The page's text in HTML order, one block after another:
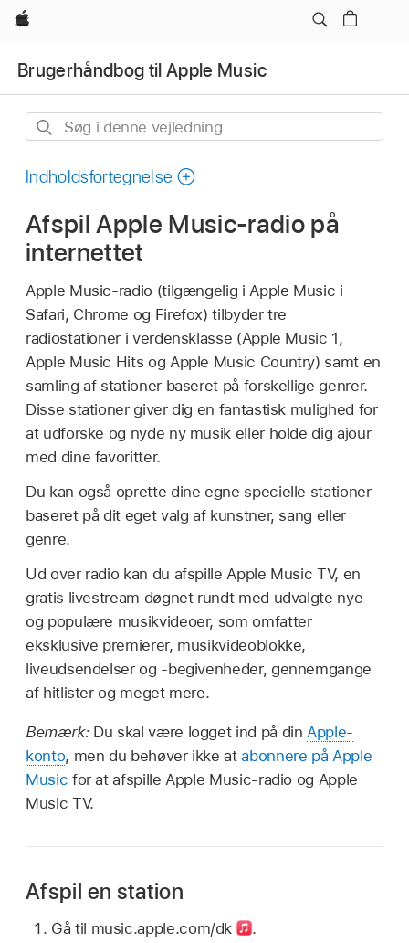
Apple
Brugerhåndbog til Apple Music
Søg
denne
Indholdsfortegnelse
Afspil Apple Music-radio på
internettet
Apple Music-radio (tilgængelig i Apple Music i
Safari, Chrome og Firefox) tilbyder tre
radiostationer i verdensklasse (Apple Music 1,
Apple Music Hits og Apple Music Country) samt en
samling af stationer baseret på forskellige genrer.
Disse stationer giver dig en fantastisk mulighed for
at udforske og nyde ny musik eller holde dig ajour
med dine favoritter.
Du kan også oprette dine egne specielle stationer
baseret på dit eget valg af kunstner, sang eller
genre.
Ud over radio kan du afspille Apple Music TV, en
gratis livestream døgnet rundt med udvalgte nye
og populære musikvideoer, som omfatter
eksklusive premierer, musikvideoblokke,
liveudsendelser og -begivenheder, gennemgange
af hitlister og meget mere.
Bemærk: Du skal være logget ind på din Apple-
konto, men du behøver ikke atabonnere på Apple
Music for at afspille Apple Music-radio og Apple
Music TV.
Afspil en station
Gå til music.apple.com/dk
.